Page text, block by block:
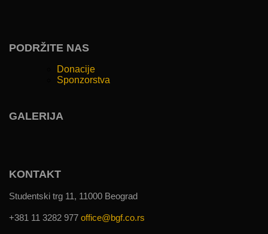
PODRŽITE NAS
Donacije
Sponzorstva
GALERIJA
KONTAKT
Studentski trg 11, 11000 Beograd
+381 11 3282 977 office@bgf.co.rs